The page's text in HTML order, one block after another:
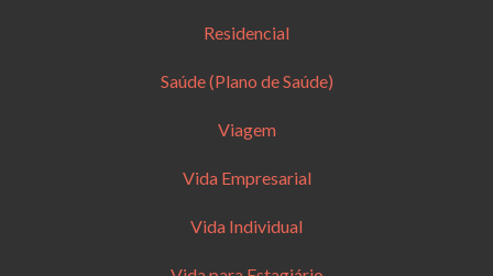
Residencial
Saúde (Plano de Saúde)
Viagem
Vida Empresarial
Vida Individual